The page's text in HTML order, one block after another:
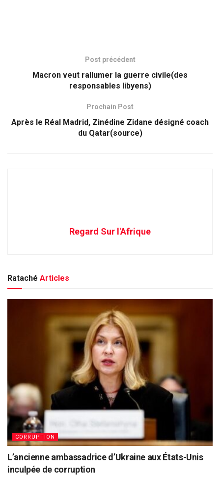
Post précédent
Macron veut rallumer la guerre civile(des
responsables libyens)
Prochain Post
Après le Réal Madrid, Zinédine Zidane désigné coach
du Qatar(source)
Regard Sur l'Afrique
Rataché Articles
CORRUPTION
L’ancienne ambassadrice d’Ukraine aux États-Unis
inculpée de corruption